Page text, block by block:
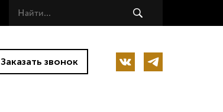
Заказать звонок